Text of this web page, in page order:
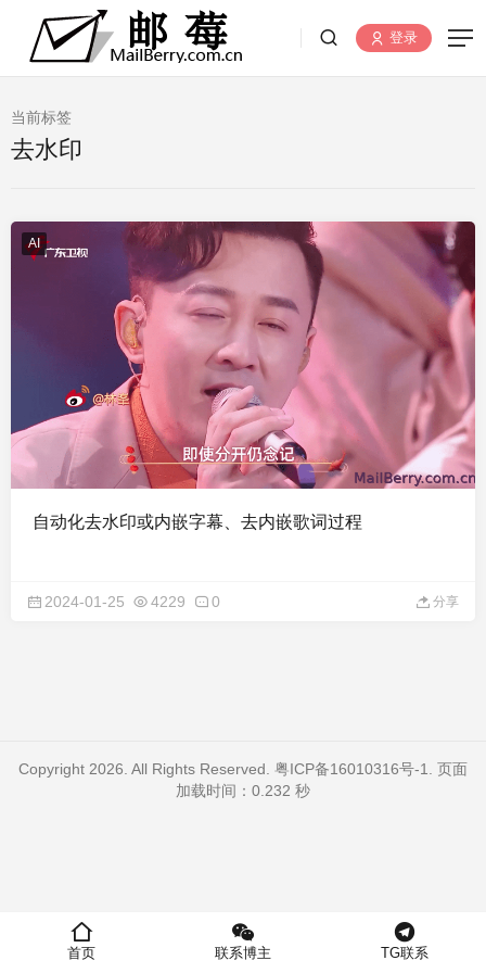
登录
当前标签
去水印
AI
自动化去水印或内嵌字幕、去内嵌歌词过程
2024-01-25 4229 0 分享
Copyright 2026. All Rights Reserved. 粤ICP备16010316号-1
. 页面
加载时间：0.232 秒
首页 联系博主 TG联系